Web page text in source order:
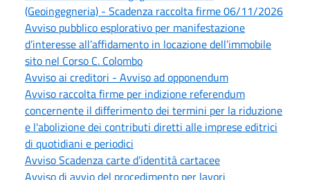
(Geoingegneria) - Scadenza raccolta firme 06/11/2026
Avviso pubblico esplorativo per manifestazione
d’interesse all’affidamento in locazione dell’immobile
sito nel Corso C. Colombo
Avviso ai creditori - Avviso ad opponendum
Avviso raccolta firme per indizione referendum
concernente il differimento dei termini per la riduzione
e l'abolizione dei contributi diretti alle imprese editrici
di quotidiani e periodici
Avviso Scadenza carte d’identità cartacee
Avviso di avvio del procedimento per lavori